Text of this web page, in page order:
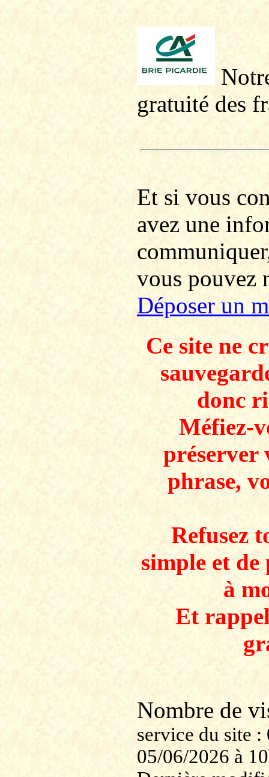
gratuité des
Et si vous
avez une
vous pouvez
Déposer un
Ce site ne
donc
Méfiez-
préserver
phrase,
Refusez
simple et
à
Et
Nombre de
service du site
05/06/2026 à